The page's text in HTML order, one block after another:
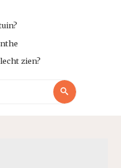
zien?
Zoeken
Zoeken